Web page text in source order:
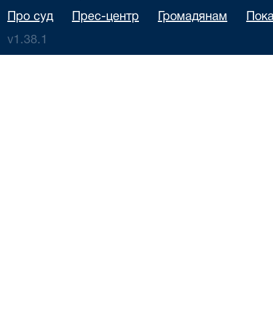
Про суд Прес-центр Громадянам
v1.38.1